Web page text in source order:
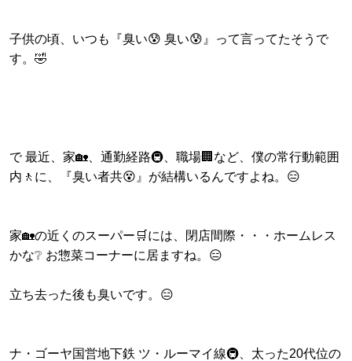
子供の頃、いつも『臭い😰 臭い😰』って言ってたそうで
す。🤣
で 最近、家🏡、通勤経路🚇️、職場🏢など、僕の常行動範囲
内🚶に、『臭い者共😵』が結構いるんですよね。😑
家🏡の近くのスーパー🛒には、閉店間際・・・ホームレス
かな❔ お惣菜コーナーに居ますね。😑
立ち去った後も臭いです。😑
ナ・ゴーヤ国営地下鉄 ツ・ルーマイ線🚇️、太った20代位の